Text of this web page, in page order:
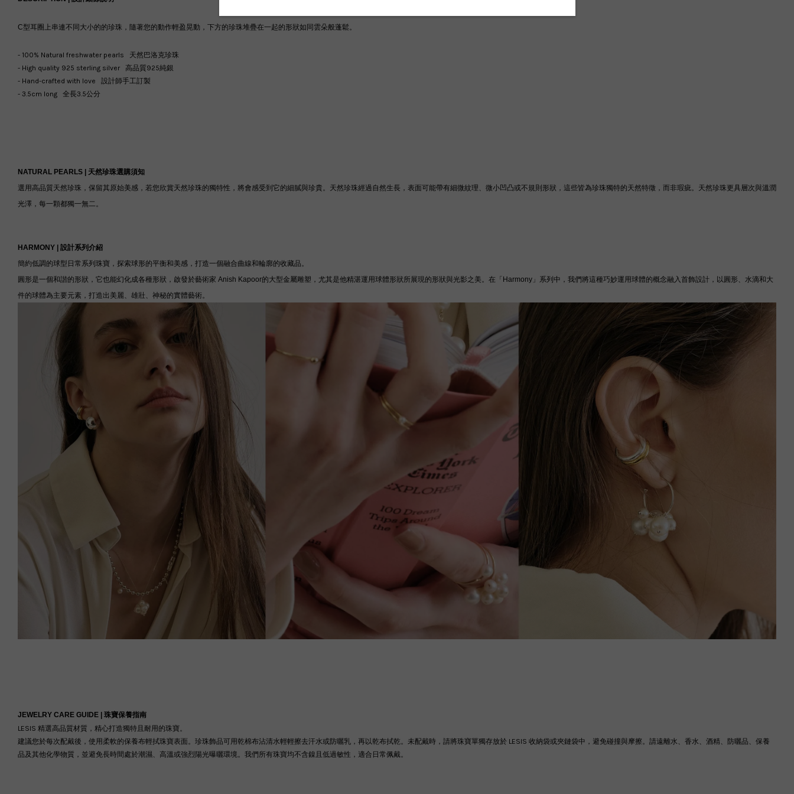
C型耳圈上串連不同大小的的珍珠，隨著您的動作輕盈晃動，下方的珍珠堆疊在一起的形狀如同雲朵般蓬鬆。
- 100% Natural freshwater pearls 天然巴洛克珍珠
- High quality 925 sterling silver 高品質925純銀
- Hand-crafted with love 設計師手工訂製
- 3.5cm long 全長3.5公分
NATURAL PEARLS | 天然珍珠選購須知
選用高品質天然珍珠，保留其原始美感，若您欣賞天然珍珠的獨特性，將會感受到它的細膩與珍貴。天然珍珠經過自然生長，表面可能帶有細微紋理、微小凹凸或不規則形狀，這些皆為珍珠獨特的天然特徵，而非瑕疵。天然珍珠更具層次與溫潤
光澤，每一顆都獨一無二。
HARMONY | 設計系列介紹
簡約低調的球型日常系列珠寶，探索球形的平衡和美感，打造一個融合曲線和輪廓的收藏品。
圓形是一個和諧的形狀，它也能幻化成各種形狀，啟發於藝術家 Anish Kapoor的大型金屬雕塑，尤其是他精湛運用球體形狀所展現的形狀與光影之美。在「Harmony」系列中，我們將這種巧妙運用球體的概念融入首飾設計，以圓形、水滴和大
件的球體為主要元素，打造出美麗、雄壯、神秘的實體藝術。
JEWELRY CARE GUIDE | 珠寶保養指南
LESIS 精選高品質材質，精心打造獨特且耐用的珠寶。
建議您於每次配戴後，使用柔軟的保養布輕拭珠寶表面。珍珠飾品可用乾棉布沾清水輕輕擦去汗水或防曬乳，再以乾布拭乾。 未配戴時，請將珠寶單獨存放於 LESIS 收納袋或夾鏈袋中，避免碰撞與摩擦。請遠離水、香水、酒精、防曬品、保養
品及其他化學物質，並避免長時間處於潮濕、高溫或強烈陽光曝曬環境。我們所有珠寶均不含鎳且低過敏性，適合日常佩戴。